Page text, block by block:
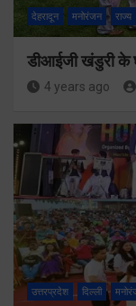
देहरादून मनोरंजन राज्य
डीआईजी खंडुरी के
4 years ago
उत्तरप्रदेश दिल्ली